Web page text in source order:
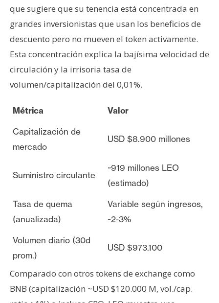
que sugiere que su tenencia está concentrada en
grandes inversionistas que usan los beneficios de
descuento pero no mueven el token activamente.
Esta concentración explica la bajísima velocidad de
circulación y la irrisoria tasa de
volumen/capitalización del 0,01%.
Métrica Valor
Capitalización de
mercado
USD $8.900 millones
Suministro circulante
~919 millones LEO
(estimado)
Tasa de quema
(anualizada)
Variable según ingresos,
~2-3%
Volumen diario (30d
prom.)
USD $973.100
Comparado con otros tokens de exchange como
BNB (capitalización ~USD $120.000 M, vol./cap.